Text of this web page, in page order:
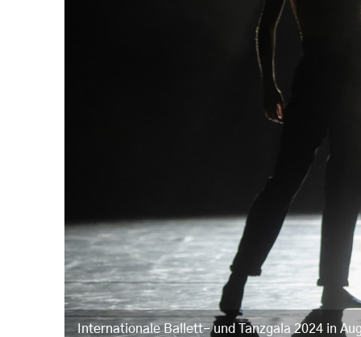
Internationale Ballett- und Tanzgala 2024 in